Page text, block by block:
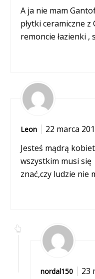
A ja nie mam
płytki ceramiczne
remoncie łazienki ,
Leon
22 marca
Jesteś mądrą
wszystkim musi się
znać,czy ludzie nie
nordal150
23